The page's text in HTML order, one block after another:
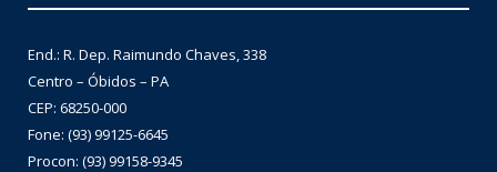
End.: R. Dep. Raimundo Chaves, 338
Centro – Óbidos – PA
CEP: 68250-000
Fone: (93) 99125-6645
Procon: (93) 99158-9345